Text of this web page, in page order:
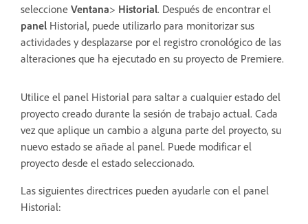
seleccione Ventana> Historial. Después de encontrar el
panel Historial, puede utilizarlo para monitorizar sus
actividades y desplazarse por el registro cronológico de las
alteraciones que ha ejecutado en su proyecto de Premiere.
Utilice el panel Historial para saltar a cualquier estado del
proyecto creado durante la sesión de trabajo actual. Cada
vez que aplique un cambio a alguna parte del proyecto, su
nuevo estado se añade al panel. Puede modificar el
proyecto desde el estado seleccionado.
Las siguientes directrices pueden ayudarle con el panel
Historial: